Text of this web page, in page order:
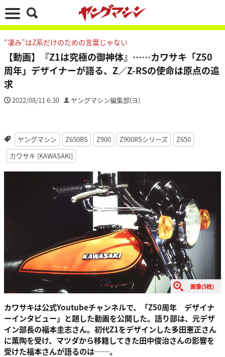
“凄み”はZ系だけのための言葉じゃない
【動画】『Z1は究極の御神体』……カワサキ「Z50
周年」デザイナーが語る、Z／Z-RSの使命は原点の追
求
2022/08/11 6:30 ヤングマシン編集部(ヨ)
ヤングマシン Z650RS Z900 Z900RSシリーズ
Z650
カワサキ [KAWASAKI]
画像(5枚)
カワサキは公式Youtubeチャンネルで、「Z50周年 デザイナ
ーインタビュー」と題した動画を公開した。語り部は、元デザ
イン部長の福本圭志さん。初代Z1をデザインした多田憲正さん
に薫陶を受け、マツダから移籍してきた田中俊治さんの影響を
受けた福本さんが語るのは──。